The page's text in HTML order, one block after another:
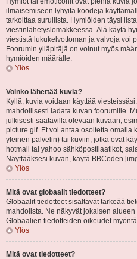
ilmaisemiseen lyhyitä koodeja
tarkoittaa surullista. Hymiöiden täysi
viestinlähetyslomakkeessa. Älä käytä
viestistä lukukelvottoman ja valvoja voi
Foorumin ylläpitäjä on voinut myös
hymiöiden määrälle.
Ylös
Voinko lähettää kuvia?
Kyllä, kuvia voidaan käyttää
mahdollisesti ladata kuvan foorumille.
julkisesti saatavilla olevaan kuvaan,
picture.gif. Et voi antaa osoitetta
yleinen palvelin) tai kuviin, jotka ovat
hotmail tai yahoo sähköpostilaatikot,
Näyttääksesi kuvan, käytä BBCoden
Ylös
Mitä ovat globaalit tiedotteet?
Globaalit tiedotteet sisältävät tärkeää
mahdolista. Ne näkyvät jokaisen
Globaalien tiedotteiden oikeudet
Ylös
Mitä ovat tiedotteet?